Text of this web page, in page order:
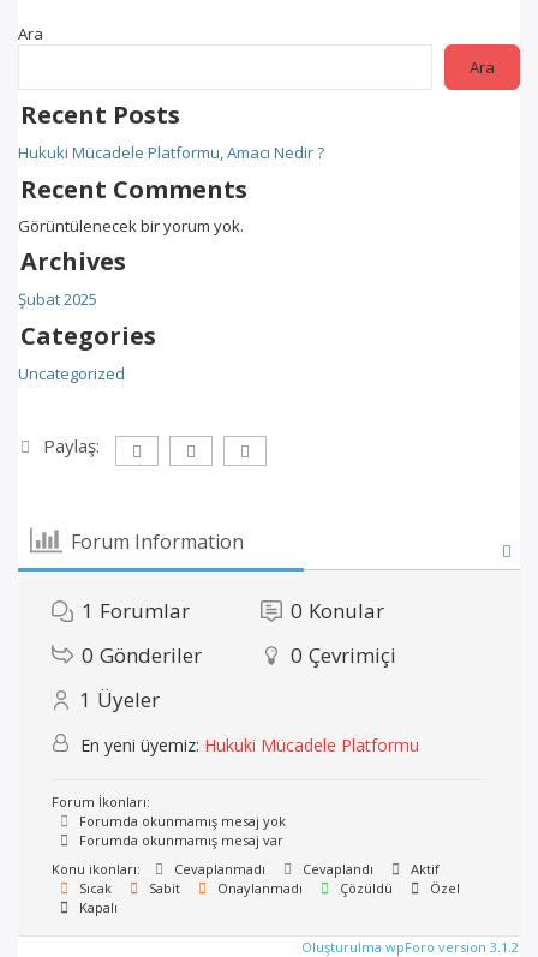
Ara
Ara
Recent Posts
Hukuki Mücadele Platformu, Amacı Nedir ?
Recent Comments
Görüntülenecek bir yorum yok.
Archives
Şubat 2025
Categories
Uncategorized
Paylaş:
Forum Information
1 Forumlar 0 Konular
0 Gönderiler 0 Çevrimiçi
1 Üyeler
En yeni üyemiz: Hukuki Mücadele Platformu
Forum İkonları:
Forumda okunmamış mesaj yok
Forumda okunmamış mesaj var
Konu ikonları:
Cevaplanmadı Cevaplandı
Aktif
Sıcak
Sabit Onaylanmadı Çözüldü
Özel
Kapalı
Oluşturulma wpForo version 3.1.2